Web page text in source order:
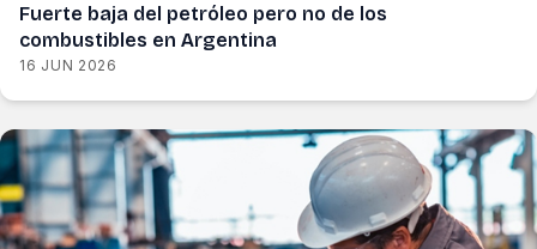
Fuerte baja del petróleo pero no de los
combustibles en Argentina
16 JUN 2026